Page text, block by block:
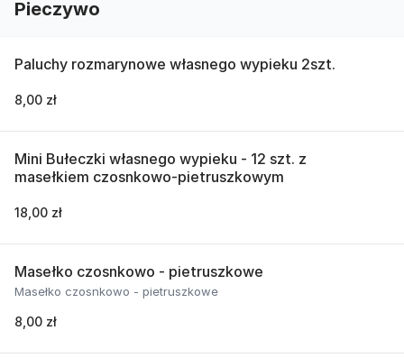
Pieczywo
Paluchy rozmarynowe własnego wypieku 2szt.
8,00 zł
Mini Bułeczki własnego wypieku - 12 szt. z
masełkiem czosnkowo-pietruszkowym
18,00 zł
Masełko czosnkowo - pietruszkowe
Masełko czosnkowo - pietruszkowe
8,00 zł